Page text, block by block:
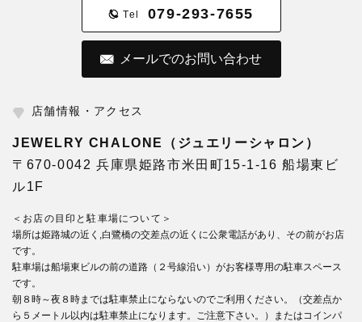
Tel 079-293-7655
メールでのお問い合わせ
店舗情報・アクセス
JEWELRY CHALONE（ジュエリーシャロン）
〒670-0042 兵庫県姫路市米田町15-1-16 船場東ビ
ル1F
＜お店の目印と駐車場について＞
場所は姫路城の近く,白鷺橋の交差点の近くに公衆電話があり、その前がお店
です。
駐車場は船場東ビルの前の道路（２号線沿い）がお客様専用の駐車スペース
です。
朝８時～夜８時までは駐車禁止にならないのでご利用ください。（交差点か
ら５メートル以内は駐車禁止になります。ご注意下さい。）またはコインパ